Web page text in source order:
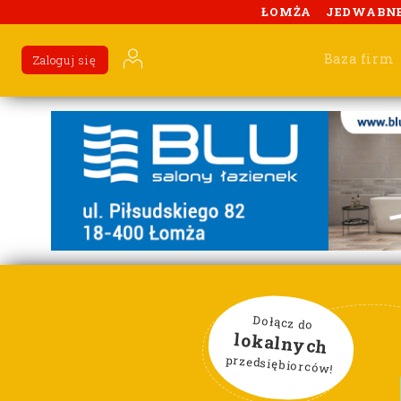
ŁOMŻA
Baza firm
Zaloguj się
Dołącz do
lokalnych
przedsiębiorców!